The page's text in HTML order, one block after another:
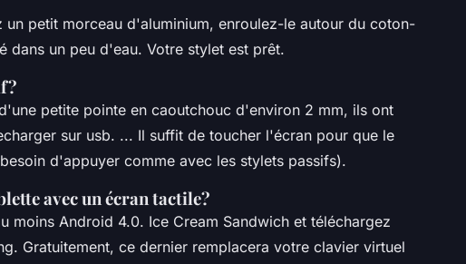
un petit morceau d'aluminium, enroulez-le autour du coton-
dans un peu d'eau. Votre stylet est prêt.
petite pointe en caoutchouc d'environ 2 mm, ils ont
sur usb. ... Il suffit de toucher l'écran pour que le
d'appuyer comme avec les stylets passifs).
avec un écran tactile?
moins Android 4.0. Ice Cream Sandwich et téléchargez
Gratuitement, ce dernier remplacera votre clavier virtuel